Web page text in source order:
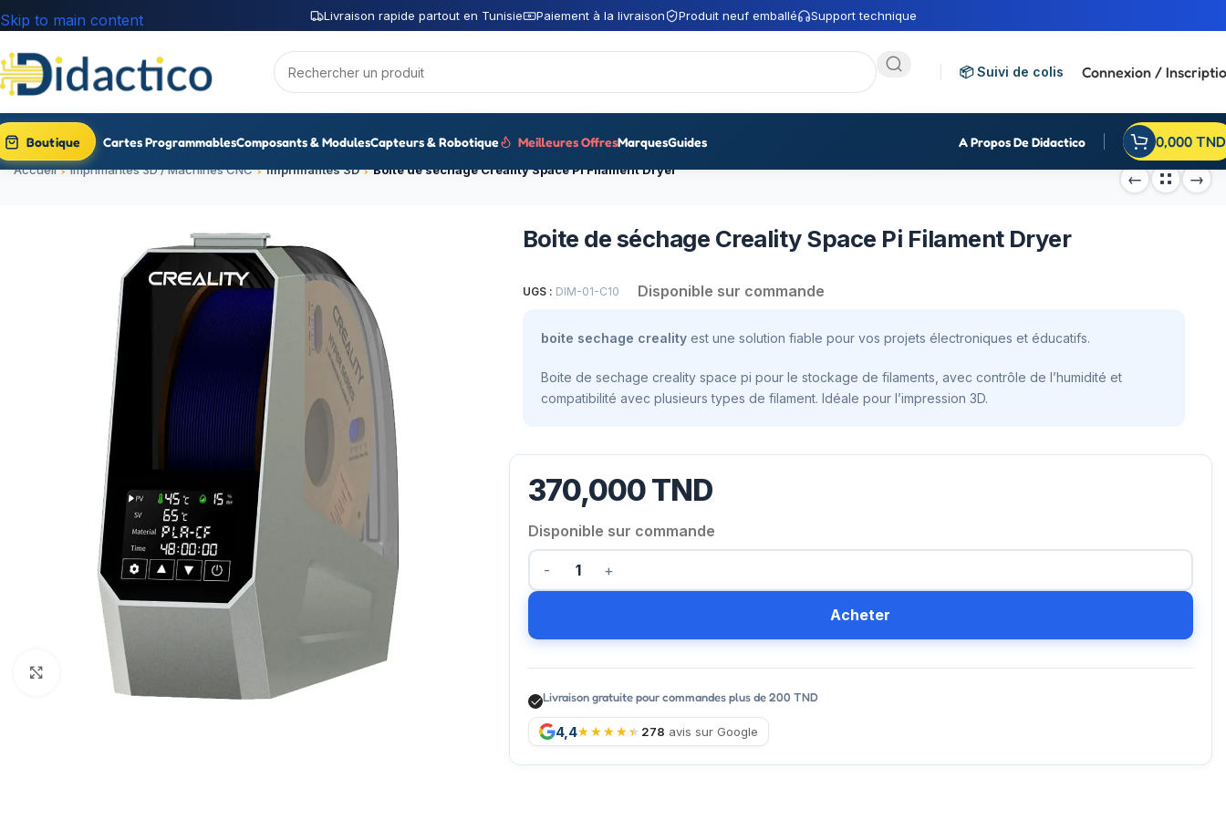
Livraison rapide partout en Tunisie Paiement à la livraison Produit neuf emballé Support technique
Skip to main content
📦 Suivi de colis Connexion /
Boutique Cartes ProgrammablesComposants & ModulesCapteurs & Robotique Meilleures OffresMarquesGuides A Propos De Didactico 0,000 TND
Accueil Imprimantes 3D / Machines CNC Imprimantes 3D Boite de séchage Creality Space Pi Filament Dryer
Click to enlarge
Boite de séchage Creality Space Pi Filament Dryer
UGS : DIM-01-C10 Disponible sur commande
boite sechage crealityest une solution fiable pour vos projets électroniques et éducatifs.
Boite de sechage creality space pi pour le stockage de filaments, avec contrôle de l’humidité et
compatibilité avec plusieurs types de filament. Idéale pour l’impression 3D.
370,000TND
Disponible sur commande
Acheter
Livraison gratuite pour commandes plus de 200 TND
4,4 278 avis sur Google